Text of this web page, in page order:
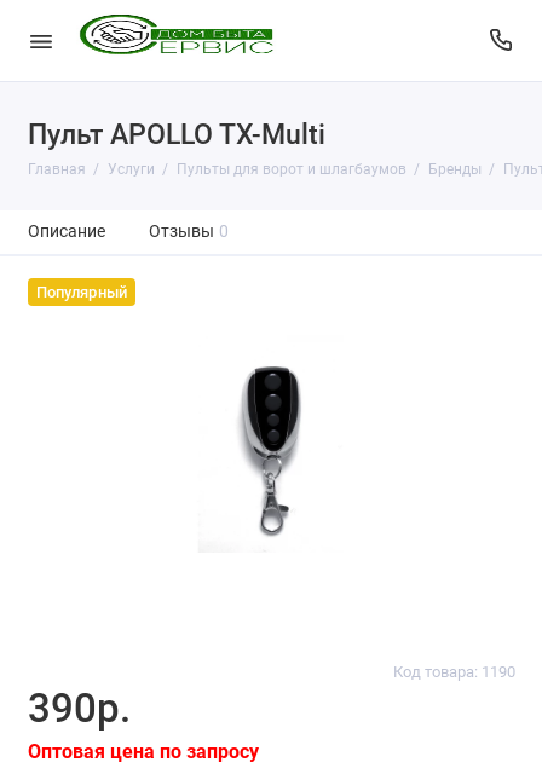
Пульт APOLLO TX-Multi
Главная Услуги Пульты для ворот и шлагбаумов Бренды
Описание Отзывы 0
Популярный
Код товара: 1190
390р.
Оптовая цена по запросу